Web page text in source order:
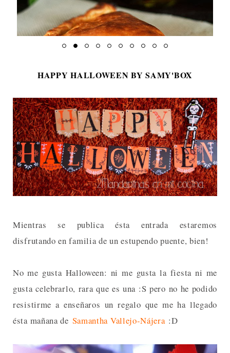
HAPPY HALLOWEEN BY SAMY'BOX
Mientras se publica ésta entrada estaremos
disfrutando en familia de un estupendo puente, bien!
No me gusta Halloween: ni me gusta la fiesta ni me
gusta celebrarlo, rara que es una :S pero no he podido
resistirme a enseñaros un regalo que me ha llegado
ésta mañana de Samantha Vallejo-Nájera:D